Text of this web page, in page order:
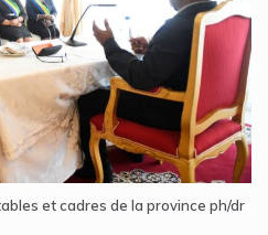
et cadres de la province ph/dr